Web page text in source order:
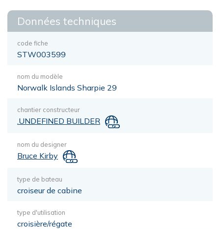
Données techniques
code fiche
STW003599
nom du modèle
Norwalk Islands Sharpie 29
chantier constructeur
.UNDEFINED BUILDER
nom du designer
Bruce Kirby
type de bateau
croiseur de cabine
type d'utilisation
croisière/régate